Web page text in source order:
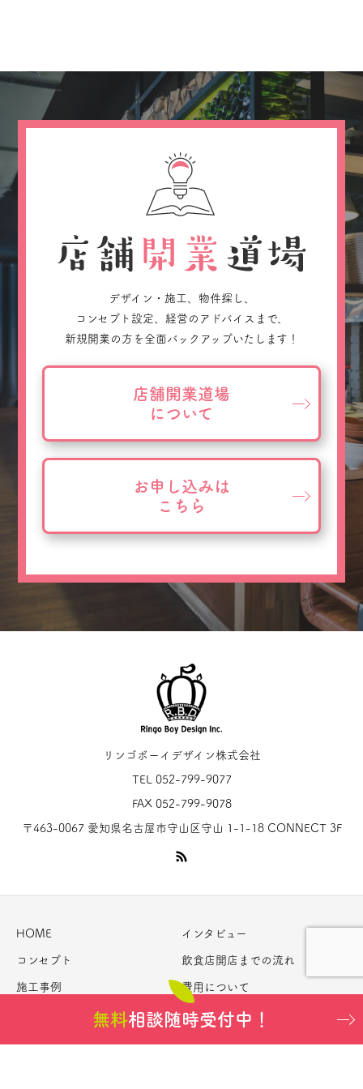
デザイン・施工、物件探し、
コンセプト設定、経営のアドバイスまで、
新規開業の方を全面バックアップいたします！
店舗開業道場
について
お申し込みは
こちら
リンゴボーイデザイン株式会社
TEL 052-799-9077
FAX 052-799-9078
〒463-0067 愛知県名古屋市守山区守山 1-1-18 CONNECT 3F
HOME インタビュー
コンセプト 飲食店開店までの流れ
施工事例 費用について
特定商取引法に関する記載
無料相談随時受付中！